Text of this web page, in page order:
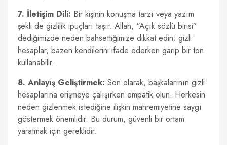
7. İletişim Dili: Bir kişinin konuşma tarzı veya yazım
şekli de gizlilik ipuçları taşır. Allah, “Açık sözlü birisi”
dediğimizde neden bahsettiğimize dikkat edin; gizli
hesaplar, bazen kendilerini ifade ederken garip bir ton
kullanabilir.
8. Anlayış Geliştirmek: Son olarak, başkalarının gizli
hesaplarına erişmeye çalışırken empatik olun. Herkesin
neden gizlenmek istediğine ilişkin mahremiyetine saygı
göstermek önemlidir. Bu durum, güvenli bir ortam
yaratmak için gereklidir.